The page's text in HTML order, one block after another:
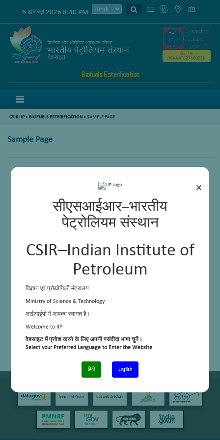
×
सीएसआईआर–भारतीय
पेट्रोलियम संस्थान
CSIR–Indian Institute of
Petroleum
विज्ञान एवं प्रौद्योगिकी मंत्रालय
Ministry of Science & Technology
आईआईपी में आपका स्वागत है।
Welcome to IIP
वेबसाइट में प्रवेश करने के लिए अपनी पसंदीदा भाषा चुनें।
Select your Preferred Language to Enter the Website
हिंदी English
6 अगस्त 2026 8:40 PM
Biofuels Esterification
GSTIN
05AAATC2716R2ZK
CSIR IIP> BIOFUELS ESTERIFICATION>SAMPLE PAGE
Sample Page